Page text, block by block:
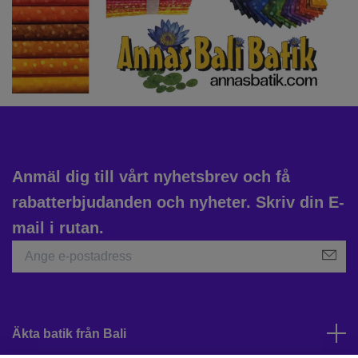
Anmäl dig till vårt nyhetsbrev och få
rabatterbjudanden och nyheter. Skriv din E-
mail i rutan.
Äkta batik från Bali